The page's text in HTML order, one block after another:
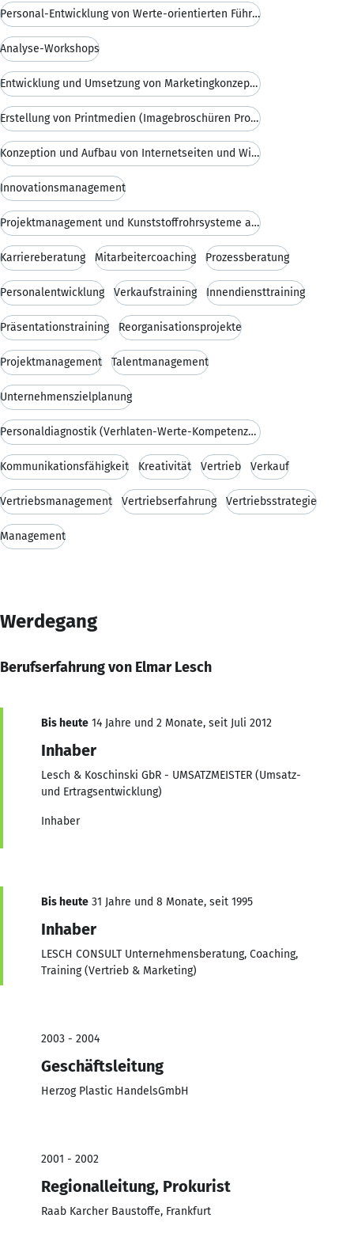
Personal-Entwicklung von Werte-orientierten Führun
Analyse-Workshops
Entwicklung und Umsetzung von Marketingkonzepten
Erstellung von Printmedien (Imagebroschüren Produk
Konzeption und Aufbau von Internetseiten und Wisse
Innovationsmanagement
Projektmanagement und Kunststoffrohrsysteme an Hoc
Karriereberatung Mitarbeitercoaching Prozessberatung
Personalentwicklung Verkaufstraining Innendiensttraining
Präsentationstraining Reorganisationsprojekte
Projektmanagement Talentmanagement
Unternehmenszielplanung
Personaldiagnostik (Verhlaten-Werte-Kompetenzen-Fä
Kommunikationsfähigkeit Kreativität Vertrieb Verkauf
Vertriebsmanagement Vertriebserfahrung Vertriebsstrategie
Management
Werdegang
Berufserfahrung von Elmar Lesch
Bis heute 14 Jahre und 2 Monate, seit Juli 2012
Inhaber
Lesch & Koschinski GbR - UMSATZMEISTER (Umsatz-
und Ertragsentwicklung)
Inhaber
Bis heute 31 Jahre und 8 Monate, seit 1995
Inhaber
LESCH CONSULT Unternehmensberatung, Coaching,
Training (Vertrieb & Marketing)
2003 - 2004
Geschäftsleitung
Herzog Plastic HandelsGmbH
2001 - 2002
Regionalleitung, Prokurist
Raab Karcher Baustoffe, Frankfurt